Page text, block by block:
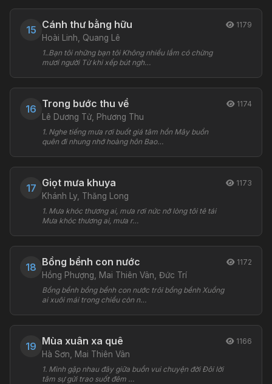
15 Cánh thư bằng hữu
Hoài Linh, Quang Lê
1..Bạn tôi những bạn tôi Không nhiều lắm có chừng
mươi người Từ khi xếp bút ngh…
1179
16 Trong bước thu về
Lê Dương Tử, Phương Thu
1. Nghe tiếng mưa rơi buốt giá tâm hồn Mây buồn
quên đi nhung nhớ hoàng hôn Bao…
1174
17 Giọt mưa khuya
Khánh Ly, Thăng Long
1. Mưa khóc thương ai, mưa rơi nức nở lòng tôi tê tái
Mưa khóc thương ai, mưa r…
1173
18 Bồng bềnh con nước
Hồng Phượng, Mai Thiên Vân, Đức Trí
Bồng bềnh bồng bềnh con nước trôi bồng bềnh Xuồng
ai xuôi mái trong chiều còn n…
1172
19 Mùa xuân xa quê
Hà Sơn, Mai Thiên Vân
1. Mình gặp nhau đây giữa buồn vui chuyện đời Đôi lời
tâm sự gửi trao suốt đêm …
1166